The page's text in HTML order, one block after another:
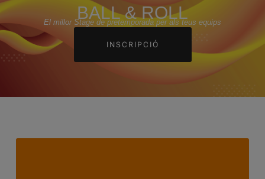
BALL & ROLL
El millor Stage de pretemporada per als teus equips
INSCRIPCIÓ